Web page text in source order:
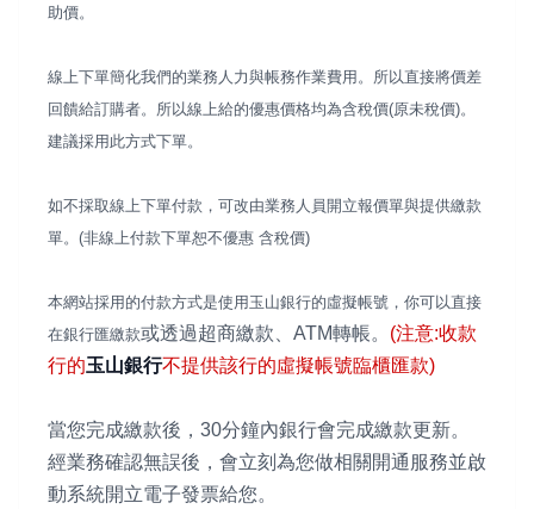
助價。
線上下單簡化我們的業務人力與帳務作業費用。所以直接將價差
回饋給訂購者。所以線上給的優惠價格均為含稅價(原未稅價)。
建議採用此方式下單。
如不採取線上下單付款，可改由業務人員開立報價單與提供繳款
單。(非線上付款下單恕不優惠 含稅價)
本網站採用的付款方式是使用玉山銀行的虛擬帳號，你可以直接
在銀行匯繳款或透過超商繳款、ATM轉帳。 (注意:收款
行的玉山銀行不提供該行的虛擬帳號臨櫃匯款)
當您完成繳款後，30分鐘內銀行會完成繳款更新。
經業務確認無誤後，會立刻為您做相關開通服務並啟
動系統開立電子發票給您。